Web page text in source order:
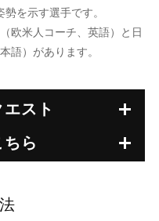
を示す選手です。
欧米人コーチ、英語）と日
語）があります。
エスト
ら